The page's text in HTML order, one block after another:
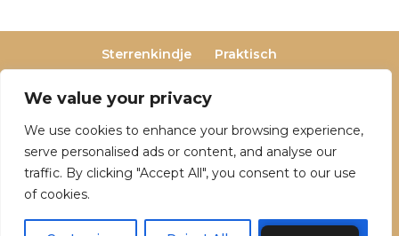
We value your privacy
We use cookies to enhance your browsing experience,
serve personalised ads or content, and analyse our
traffic. By clicking "Accept All", you consent to our use
of cookies.
Sterrenkindje
Praktisch
Privacy- en cookieverklaring
Terugbetaal- en retourneringsbeleid
Over Dutch Dreamers
voorbehouden | KvK-nummer: 90797191 | Btw-